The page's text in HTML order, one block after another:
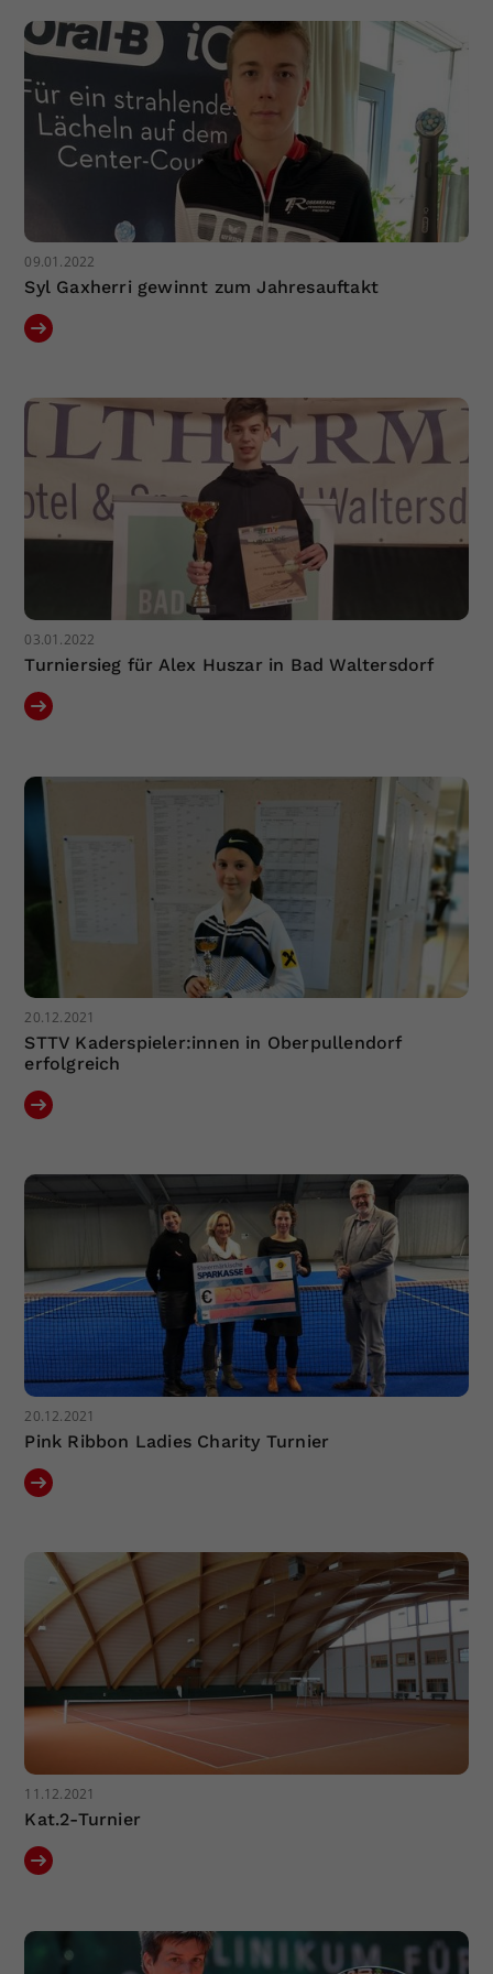
09.01.2022
Syl Gaxherri gewinnt zum Jahresauftakt
03.01.2022
Turniersieg für Alex Huszar in Bad Waltersdorf
20.12.2021
STTV Kaderspieler:innen in Oberpullendorf
erfolgreich
20.12.2021
Pink Ribbon Ladies Charity Turnier
11.12.2021
Kat.2-Turnier
Zweck
Dieser Wert speichert Ihre Consent-
Einstellungen. Unter anderem eine
zufällig generierte ID, für die
historische Speicherung Ihrer
vorgenommen Einstellungen, falls der
Webseiten-Betreiber dies eingestellt
hat.